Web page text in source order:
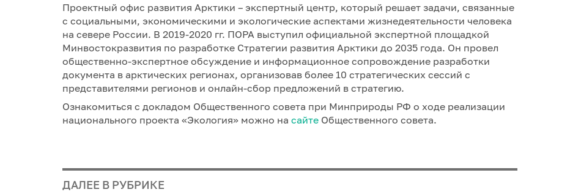
Проектный офис развития Арктики – экспертный центр, который решает задачи, связанные
с социальными, экономическими и экологические аспектами жизнедеятельности человека
на севере России. В 2019-2020 гг. ПОРА выступил официальной экспертной площадкой
Минвостокразвития по разработке Стратегии развития Арктики до 2035 года. Он провел
общественно-экспертное обсуждение и информационное сопровождение разработки
документа в арктических регионах, организовав более 10 стратегических сессий с
представителями регионов и онлайн-сбор предложений в стратегию.
Ознакомиться с докладом Общественного совета при Минприроды РФ о ходе реализации
национального проекта «Экология» можно на сайте Общественного совета.
ДАЛЕЕ В РУБРИКЕ